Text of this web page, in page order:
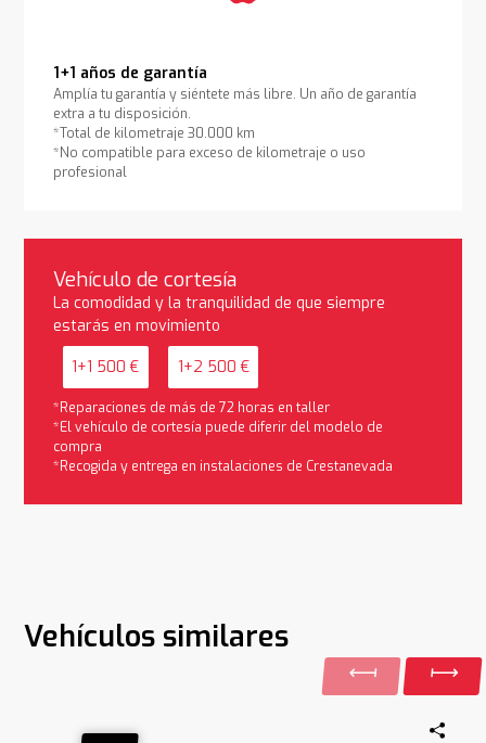
1+1 años de garantía
Amplía tu garantía y siéntete más libre. Un año de garantía
extra a tu disposición.
*Total de kilometraje 30.000 km
*No compatible para exceso de kilometraje o uso
profesional
Vehículo de cortesía
La comodidad y la tranquilidad de que siempre
estarás en movimiento
1+1 500 € 1+2 500 €
*Reparaciones de más de 72 horas en taller
*El vehículo de cortesía puede diferir del modelo de
compra
*Recogida y entrega en instalaciones de Crestanevada
Vehículos similares